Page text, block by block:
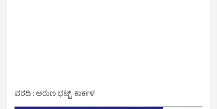
ವರದಿ : ಅರುಣ ಭಟ್ಟ್ ಕಾರ್ಕಳ